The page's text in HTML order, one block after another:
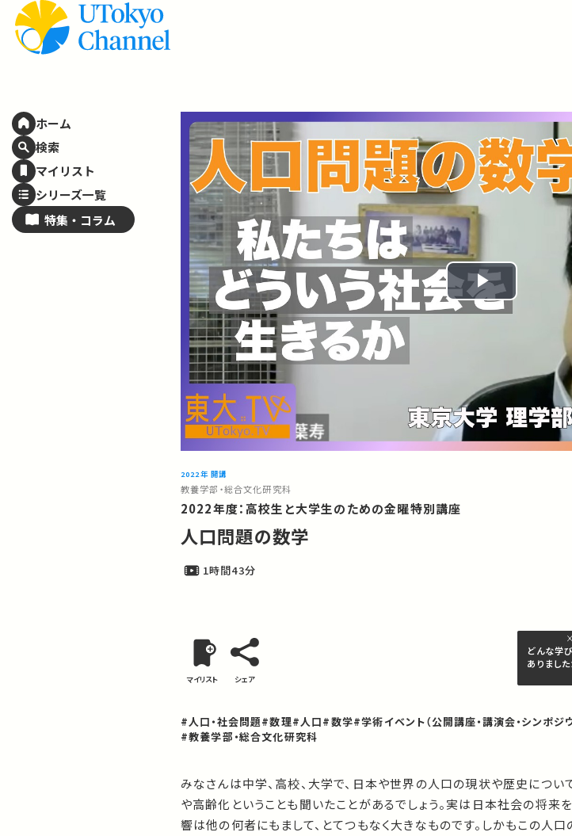
ホーム
検索
マイリスト
シリーズ一覧
特集・ コラム
Play
2022年 開講
教養学部・総合文化研究科
2022年度：高校生と大学生のための金曜特別講座
人口問題の数学
1時間43分
マイリスト シェア
どんな学
ありました
#人口・社会問題#数理#人口#数学#学術イベント（公開講座・講演会・シンポジ
#教養学部・総合文化研究科
みなさんは中学、高校、大学で、日本や世界の人口の現状や歴史につい
や高齢化ということも聞いたことがあるでしょう。実は日本社会の将来
響は他の何者にもまして、とてつもなく大きなものです。しかもこの人